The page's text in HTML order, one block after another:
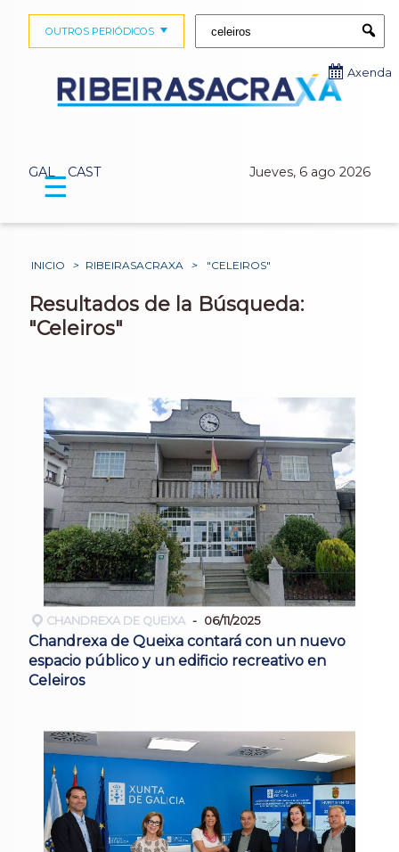
GAL CAST Jueves, 6 ago 2026
OUTROS PERIÓDICOS
Axenda
☰
INICIO > RIBEIRASACRAXA > "CELEIROS"
Resultados de la Búsqueda:
"Celeiros"
CHANDREXA DE QUEIXA 06/11/2025
Chandrexa de Queixa contará con un nuevo
espacio público y un edificio recreativo en
Celeiros